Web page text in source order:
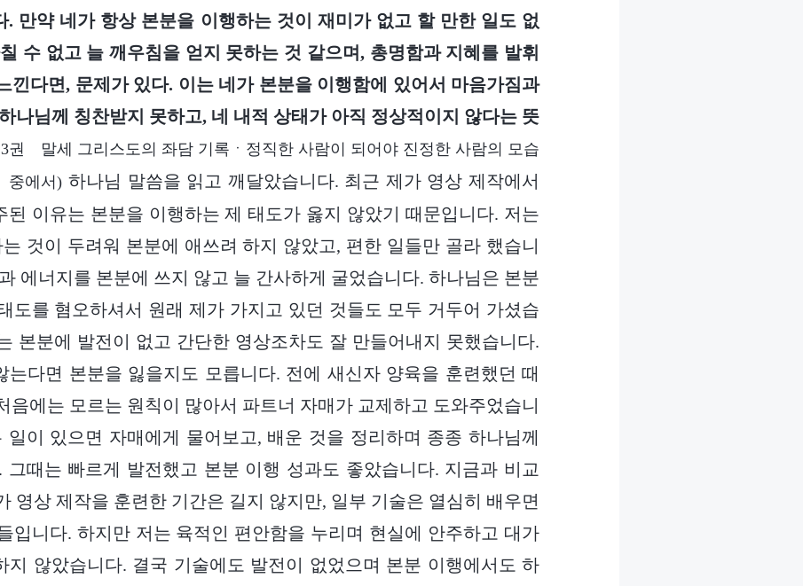
. 만약 네가 항상 본분을 이행하는 것이 재미가 없고 할 만한 일도 없
수 없고 늘 깨우침을 얻지 못하는 것 같으며, 총명함과 지혜를 발휘
낀다면, 문제가 있다. 이는 네가 본분을 이행함에 있어서 마음가짐과
나님께 칭찬받지 못하고, 네 내적 상태가 아직 정상적이지 않다는 뜻
권 말세 그리스도의 좌담 기록ㆍ정직한 사람이 되어야 진정한 사람의 모습
중에서) 하나님 말씀을 읽고 깨달았습니다. 최근 제가 영상 제작에서
된 이유는 본분을 이행하는 제 태도가 옳지 않았기 때문입니다. 저는
것이 두려워 본분에 애쓰려 하지 않았고, 편한 일들만 골라 했습니
에너지를 본분에 쓰지 않고 늘 간사하게 굴었습니다. 하나님은 본분
도를 혐오하셔서 원래 제가 가지고 있던 것들도 모두 거두어 가셨습
본분에 발전이 없고 간단한 영상조차도 잘 만들어내지 못했습니다.
는다면 본분을 잃을지도 모릅니다. 전에 새신자 양육을 훈련했던 때
음에는 모르는 원칙이 많아서 파트너 자매가 교제하고 도와주었습니
일이 있으면 자매에게 물어보고, 배운 것을 정리하며 종종 하나님께
그때는 빠르게 발전했고 본분 이행 성과도 좋았습니다. 지금과 비교
영상 제작을 훈련한 기간은 길지 않지만, 일부 기술은 열심히 배우면
입니다. 하지만 저는 육적인 편안함을 누리며 현실에 안주하고 대가
지 않았습니다. 결국 기술에도 발전이 없었으며 본분 이행에서도 하